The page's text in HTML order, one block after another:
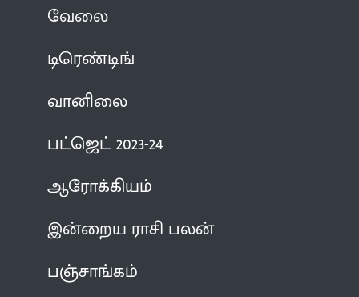
வேலை
டிரெண்டிங்
வானிலை
பட்ஜெட் 2023-24
ஆரோக்கியம்
இன்றைய ராசி பலன்
பஞ்சாங்கம்